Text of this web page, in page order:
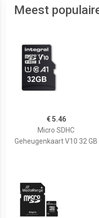
Meest
€ 5.46
Micro SDHC
Geheugenkaart V10 32 GB